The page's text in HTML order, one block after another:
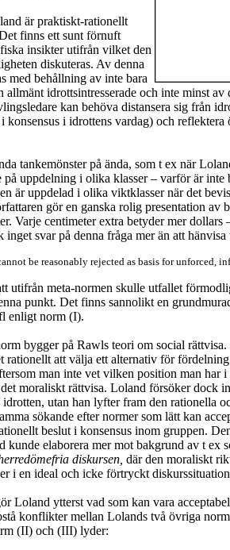
är praktiskt-rationellt
finns ett sunt förnuft
insikter utifrån vilket den
diskuteras. Av denna
med behållning av inte bara
allmänt idrottsintresserade och inte minst av
kan behöva distansera sig från
konsensus i idrottens vardag) och reflektera
tankemönster på ända, som t ex när
på uppdelning i olika klasser – varför är inte
är uppdelad i olika viktklasser när det
gör en ganska rolig presentation av
Varje centimeter extra betyder mer dollars
svar på denna fråga mer än att
be reasonably rejected as basis for unforced,
utifrån meta-normen skulle utfallet
punkt. Det finns sannolikt en
enligt norm (I).
bygger på Rawls teori om social
rationellt att välja ett alternativ för
man inte vet vilken position man har
moraliskt rättvisa. Loland försöker dock
idrotten, utan han lyfter fram den rationella
sökande efter normer som lätt kan
beslut i konsensus inom gruppen.
kunde elaborera mer mot bakgrund av t ex
diskursen, där den moraliskt
i en ideal och icke förtryckt
Loland ytterst vad som kan vara
konflikter mellan Lolands två övriga
(II) och (III) lyder: